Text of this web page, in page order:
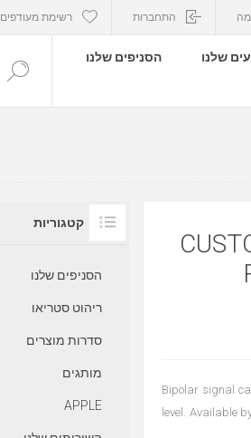
התחברות רשימת מעודפים
שלנו
הסניפים שלנו
Bipolar signal
level. Available
קטגוריות
הסניפים שלנו
ריהוט סטריאו
סדרות מוצרים
מותגים
APPLE